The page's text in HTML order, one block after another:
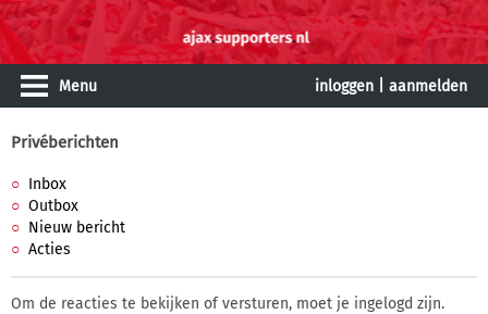
Menu inloggen aanmelden
Privéberichten
Inbox
Outbox
Nieuw bericht
Acties
Om de reacties te bekijken of versturen, moet je ingelogd zijn.